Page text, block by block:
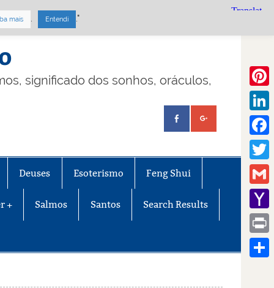
significado dos sonhos, oráculos,
Deuses Esoterismo Feng Shui
+ Salmos Santos Search Results
Gmail
Mail
Print
mais . Entendi ."